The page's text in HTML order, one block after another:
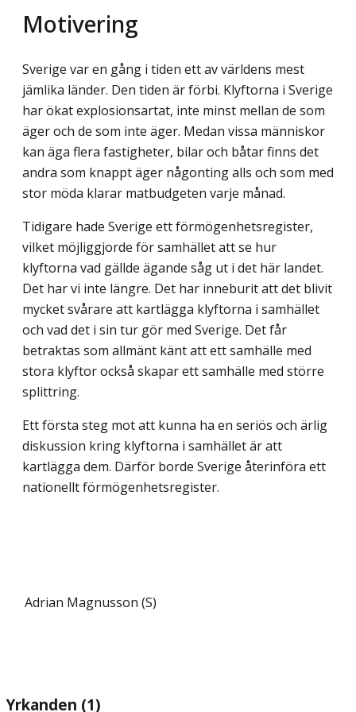
Motivering
Sverige var en gång i tiden ett av världens mest
jämlika länder. Den tiden är förbi. Klyftorna i Sverige
har ökat explosionsartat, inte minst mellan de som
äger och de som inte äger. Medan vissa människor
kan äga flera fastigheter, bilar och båtar finns det
andra som knappt äger någonting alls och som med
stor möda klarar matbudgeten varje månad.
Tidigare hade Sverige ett förmögenhetsregister,
vilket möjliggjorde för samhället att se hur
klyftorna vad gällde ägande såg ut i det här landet.
Det har vi inte längre. Det har inneburit att det blivit
mycket svårare att kartlägga klyftorna i samhället
och vad det i sin tur gör med Sverige. Det får
betraktas som allmänt känt att ett samhälle med
stora klyftor också skapar ett samhälle med större
splittring.
Ett första steg mot att kunna ha en seriös och ärlig
diskussion kring klyftorna i samhället är att
kartlägga dem. Därför borde Sverige återinföra ett
nationellt förmögenhetsregister.
Adrian Magnusson (S)
Yrkanden (1)